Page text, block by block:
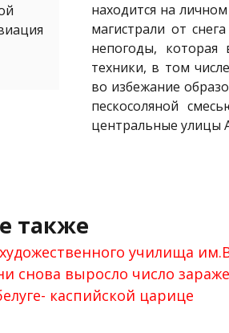
находится на
магистрали от
непогоды, которая
техники, в том
во избежание
пескосоляной
центральные улицы
также
училища
снова выросло число
каспийской царице